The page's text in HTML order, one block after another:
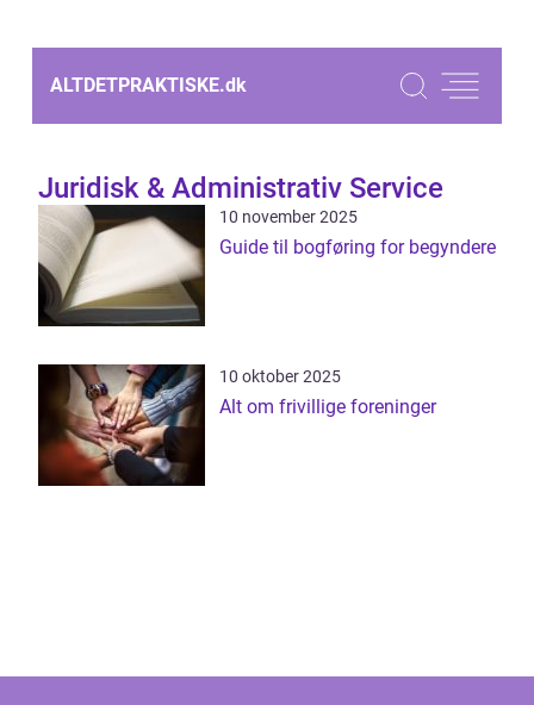
ALTDETPRAKTISKE.dk
Juridisk & Administrativ Service
10 november 2025
Guide til bogføring for begyndere
10 oktober 2025
Alt om frivillige foreninger